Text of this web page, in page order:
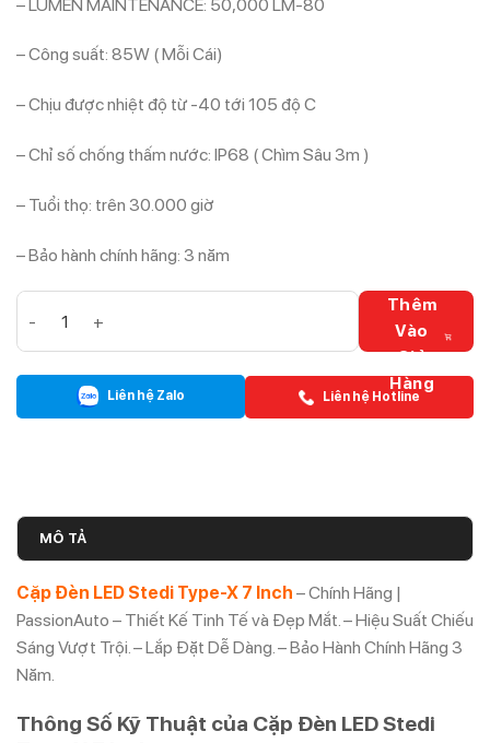
– LUMEN MAINTENANCE: 50,000 LM-80
– Công suất: 85W ( Mỗi Cái)
– Chịu được nhiệt độ từ -40 tới 105 độ C
– Chỉ số chống thấm nước: IP68 ( Chìm Sâu 3m )
– Tuổi thọ: trên 30.000 giờ
– Bảo hành chính hãng: 3 năm
Thêm
Vào
Giỏ
Hàng
Liên hệ Zalo Liên hệ Hotline
MÔ TẢ
Cặp Đèn LED Stedi Type-X 7 Inch – Chính Hãng |
PassionAuto – Thiết Kế Tinh Tế và Đẹp Mắt. – Hiệu Suất Chiếu
Sáng Vượt Trội. – Lắp Đặt Dễ Dàng. – Bảo Hành Chính Hãng 3
Năm.
Thông Số Kỹ Thuật của Cặp Đèn LED Stedi